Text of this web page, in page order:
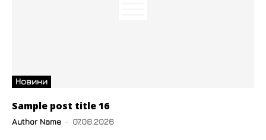
Новини
Sample post title 16
Author Name - 07.08.2026